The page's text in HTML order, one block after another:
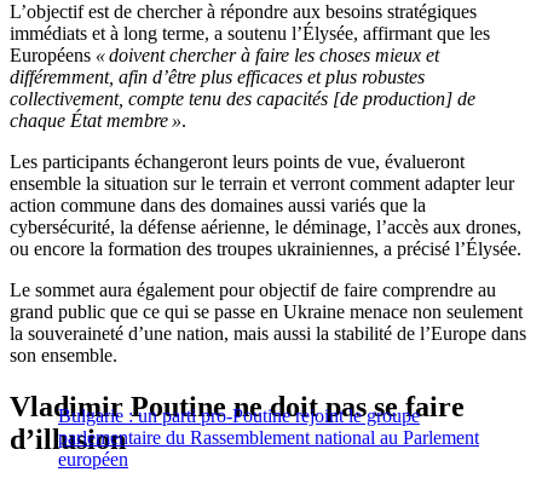
L’objectif est de chercher à répondre aux besoins stratégiques
immédiats et à long terme, a soutenu l’Élysée, affirmant que les
Européens « doivent chercher à faire les choses mieux et
différemment, afin d’être plus efficaces et plus robustes
collectivement, compte tenu des capacités [de production] de
chaque État membre ».
Les participants échangeront leurs points de vue, évalueront
ensemble la situation sur le terrain et verront comment adapter leur
action commune dans des domaines aussi variés que la
cybersécurité, la défense aérienne, le déminage, l’accès aux drones,
ou encore la formation des troupes ukrainiennes, a précisé l’Élysée.
Le sommet aura également pour objectif de faire comprendre au
grand public que ce qui se passe en Ukraine menace non seulement
la souveraineté d’une nation, mais aussi la stabilité de l’Europe dans
son ensemble.
Bulgarie : un parti pro-Poutine rejoint le groupe
parlementaire du Rassemblement national au Parlement
européen
Vladimir Poutine ne doit pas se faire
d’illusion